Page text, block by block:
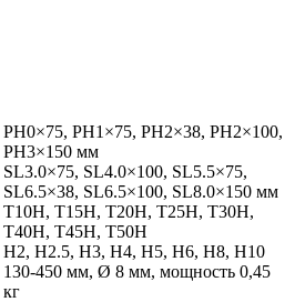
PH0×75, PH1×75, PH2×38, PH2×100,
PH3×150 мм
SL3.0×75, SL4.0×100, SL5.5×75,
SL6.5×38, SL6.5×100, SL8.0×150 мм
Т10H, Т15H, Т20H, Т25H, Т30H,
Т40H, Т45H, Т50H
H2, H2.5, H3, H4, H5, H6, H8, H10
130-450 мм, Ø 8 мм, мощность 0,45
кг